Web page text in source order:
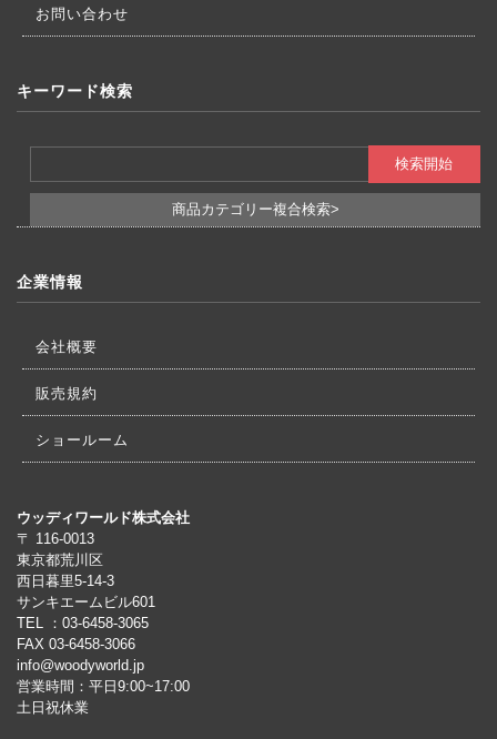
お問い合わせ
キーワード検索
商品カテゴリー複合検索>
企業情報
会社概要
販売規約
ショールーム
ウッディワールド株式会社
〒 116-0013
東京都荒川区
西日暮里5-14-3
サンキエームビル601
TEL ：03-6458-3065
FAX 03-6458-3066
info@woodyworld.jp
営業時間：平日9:00~17:00
土日祝休業